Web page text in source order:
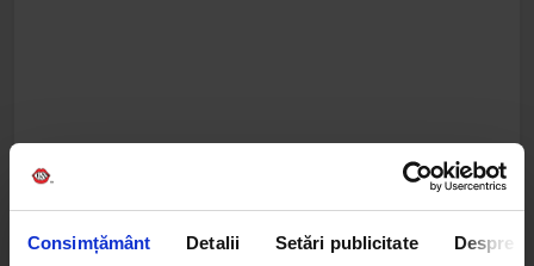
Consimțământ Detalii Setări publicitate Despre